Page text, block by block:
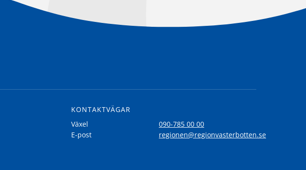
KONTAKTVÄGAR
Växel
090-785 00 00
E-post
regionen@regionvasterbotten.se